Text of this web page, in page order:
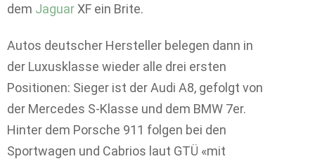
dem Jaguar XF ein Brite.
Autos deutscher Hersteller belegen dann in
der Luxusklasse wieder alle drei ersten
Positionen: Sieger ist der Audi A8, gefolgt von
der Mercedes S-Klasse und dem BMW 7er.
Hinter dem Porsche 911 folgen bei den
Sportwagen und Cabrios laut GTÜ «mit